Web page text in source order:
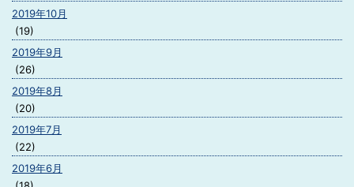
2019年10月
(19)
2019年9月
(26)
2019年8月
(20)
2019年7月
(22)
2019年6月